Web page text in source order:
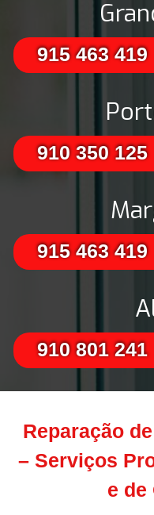
915 463 419
910 350 125
915 463 419
910 801 241
Reparação
– Serviços
e de